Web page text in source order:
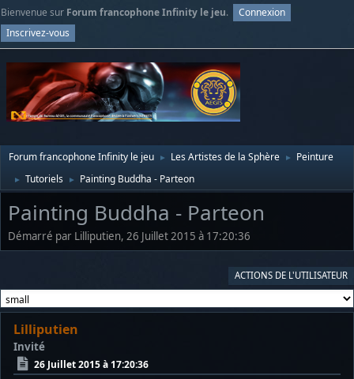
Bienvenue sur Forum francophone Infinity le jeu.
Connexion
Inscrivez-vous
Forum francophone Infinity le jeu ► Les Artistes de la Sphère ► Peinture
► Tutoriels ► Painting Buddha - Parteon
Painting Buddha - Parteon
Démarré par Lilliputien, 26 Juillet 2015 à 17:20:36
ACTIONS DE L'UTILISATEUR
Lilliputien
Invité
26 Juillet 2015 à 17:20:36